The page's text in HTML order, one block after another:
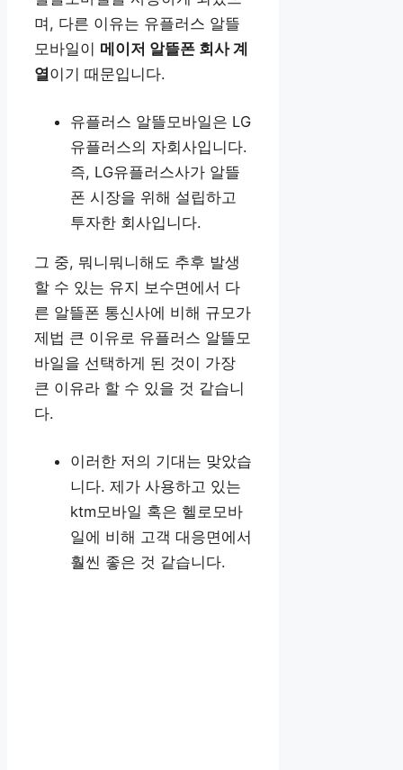
며, 다른 이유는 유플러스 알뜰
모바일이 메이저 알뜰폰 회사 계
열이기 때문입니다.
유플러스 알뜰모바일은 LG
유플러스의 자회사입니다.
즉, LG유플러스사가 알뜰
폰 시장을 위해 설립하고
투자한 회사입니다.
그 중, 뭐니뭐니해도 추후 발생
할 수 있는 유지 보수면에서 다
른 알뜰폰 통신사에 비해 규모가
제법 큰 이유로 유플러스 알뜰모
바일을 선택하게 된 것이 가장
큰 이유라 할 수 있을 것 같습니
다.
이러한 저의 기대는 맞았습
니다. 제가 사용하고 있는
ktm모바일 혹은 헬로모바
일에 비해 고객 대응면에서
훨씬 좋은 것 같습니다.